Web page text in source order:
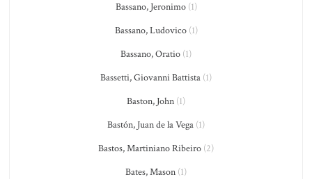
Bassano, Jeronimo(1)
Bassano, Ludovico(1)
Bassano, Oratio (1)
Bassetti, Giovanni Battista (1)
Baston, John (1)
Bastón, Juan de la Vega (1)
Bastos, Martiniano Ribeiro (2)
Bates, Mason (1)